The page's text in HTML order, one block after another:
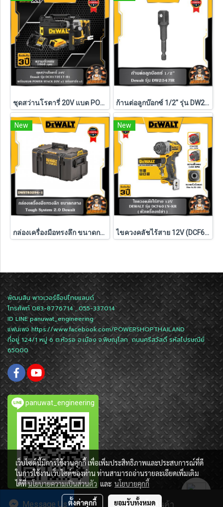
สั่งซื้อสินค้า
Message Us
ชุดสว่านโรตารี่ 20V แบต POWERSTACK 1.7Ah Dewalt (DCH172E1T-B1) ก้านต่อลูกบ๊อกซ์ 1/2" รุ่น DW2547IR G DEWALT
New
กล่องเครื่องมือทรงลึก ขนาดกลาง TOUGH SYSTEM Dewalt รุ่น DWST83294-1
New
ไขควงคลัชไร้สาย 12V (DCF601N-KR) Dewalt (ตัวเปล่า)
พัฒนสิน พาวเวอร์ช็อปไทยแลนด์
โทรศัพท์ 083-8776714 , 055-337014
ID LINEpanuwat_engineering
แฟนเพจhttps://www.facebook.com/POWERSHOPTHAILAND
ที่อยู่ 124/1 หมู่ 6 ต.หัวรอ อ.เมือง จ.พิษณุโลก ถนนศรีสวัสดิ์ รหัสไปรษณีย์
65000
panuwat_engineering
เว็บไซต์นี้มีการใช้งานคุกกี้ เพื่อเพิ่มประสิทธิภาพและประสบการณ์ที่ดี
ในการใช้งานเว็บไซต์ของท่าน ท่านสามารถอ่านรายละเอียดเพิ่มเติม
ได้ที่นโยบายความเป็นส่วนตัว และ นโยบายคุกกี้
ตั้งค่าคุกกี้ ยอมรับทั้งหมด